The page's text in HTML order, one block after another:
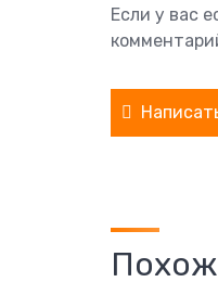
Если у вас